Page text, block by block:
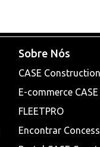
Sobre Nós
CASE Construction
E-commerce CASE
FLEETPRO
Encontrar